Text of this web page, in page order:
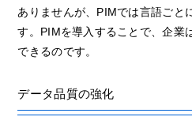
ありませんが、PIMでは言語ごと
す。PIMを導入することで、企業
できるのです。
データ品質の強化